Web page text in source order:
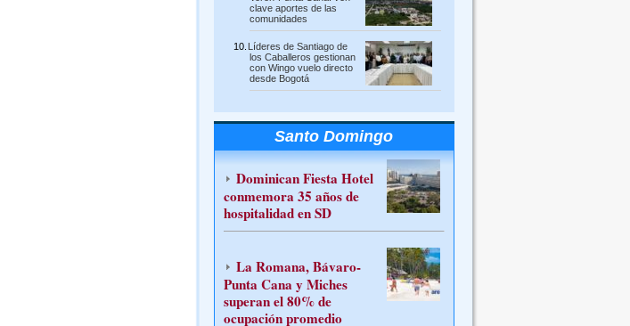
clave aportes de las
comunidades
Líderes de Santiago de
los Caballeros gestionan
con Wingo vuelo directo
desde Bogotá
Santo Domingo
Dominican Fiesta Hotel
conmemora 35 años de
hospitalidad en SD
La Romana, Bávaro-
Punta Cana y Miches
superan el 80% de
ocupación promedio